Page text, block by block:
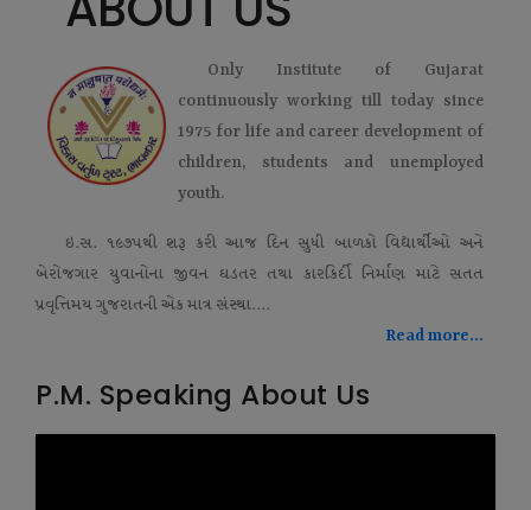
Only Institute of Gujarat
continuously working till today since
1975 for life and career development of
children, students and unemployed
youth.
ઇ.સ. ૧૯૭૫થી શરૂ કરી આજ દિન સુધી બાળકો વિદ્યાર્થીઓ અને
બેરોજગાર યુવાનોના જીવન ઘડતર તથા કારકિર્દી નિર્માણ માટે સતત
પ્રવૃત્તિમય ગુજરાતની એક માત્ર સંસ્થા....
Read more...
P.M. Speaking About Us